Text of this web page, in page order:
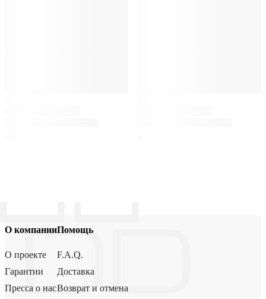
О компании
О проекте
Гарантии
Пресса о нас
Помощь
F.A.Q.
Доставка
Возврат и отмена